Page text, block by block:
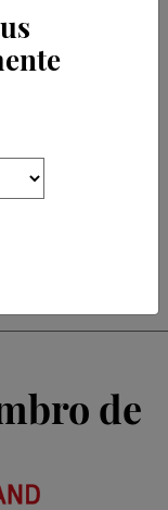
de